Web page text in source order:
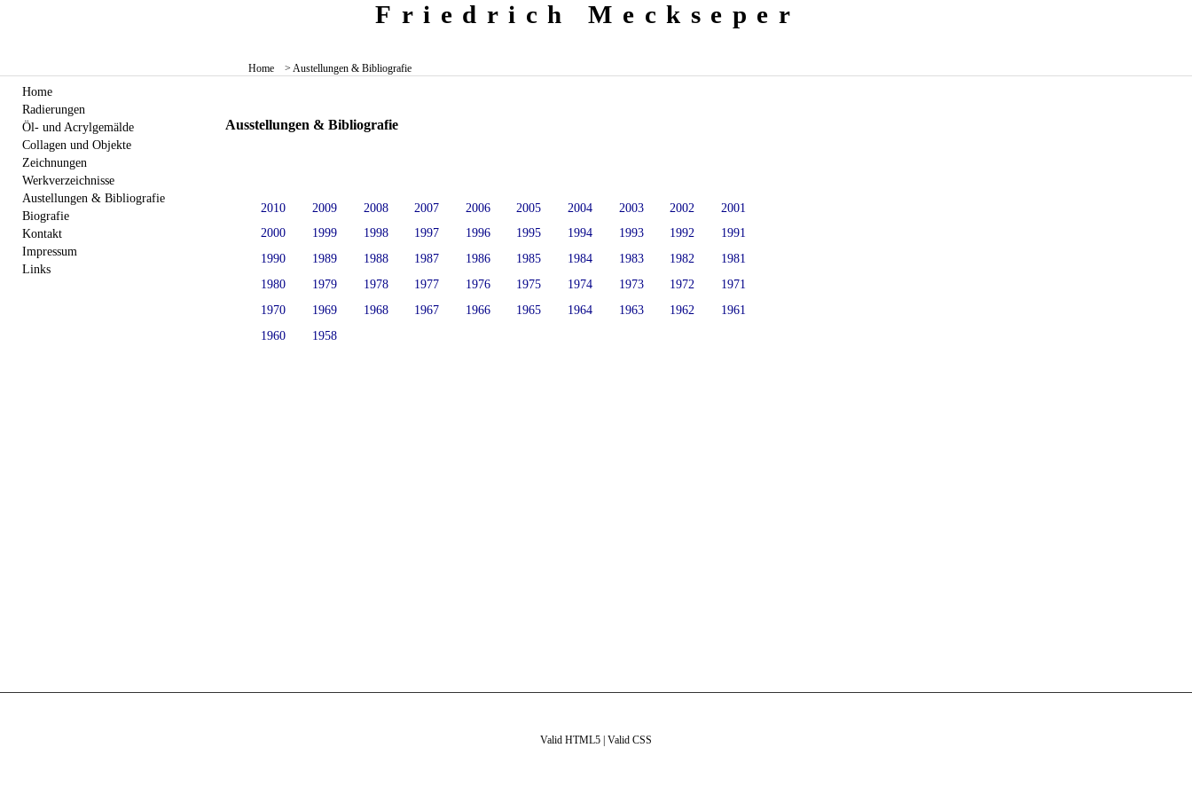
Friedrich Meckseper
Home > Austellungen & Bibliografie
Ausstellungen & Bibliografie
2010 2009 2008 2007 2006 2005 2004 2003 2002
2001
2000
1999 1998 1997 1996 1995 1994 1993 1992
1991
1990
1989 1988 1987 1986 1985 1984 1983 1982
1981
1980
1979 1978 1977 1976 1975 1974 1973 1972
1971
1970
1969 1968 1967 1966 1965 1964 1963 1962
1961
1960
1958
Home
Radierungen
Öl- und Acrylgemälde
Collagen und Objekte
Zeichnungen
Werkverzeichnisse
Austellungen & Bibliografie
Biografie
Kontakt
Impressum
Links
Valid HTML5 Valid CSS